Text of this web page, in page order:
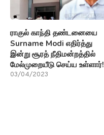
ராகுல் காந்தி தண்டனையை
Surname Modi எதிர்த்து
இன்று சூரத் நீதிமன்றத்தில்
மேல்முறையீடு செய்ய உள்ளார்!
03/04/2023